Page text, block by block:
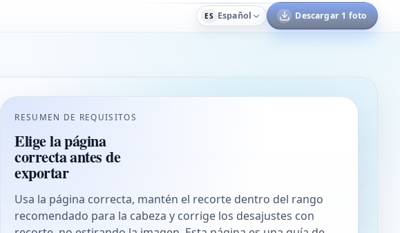
ES Español Descargar 1 foto
RESUMEN DE REQUISITOS
Elige la página
correcta antes de
exportar
Usa la página correcta, mantén el recorte dentro del rango
recomendado para la cabeza y corrige los desajustes con